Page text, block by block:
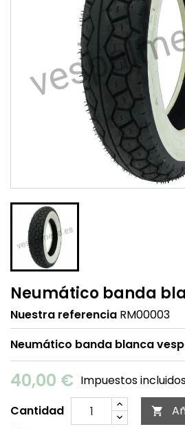
Neumático banda
Nuestra referencia RM00003
Neumático banda blanca
40,00 € Impuestos
Cantidad
